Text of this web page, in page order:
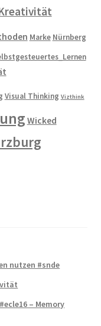
Marke Nürnberg
Visual Thinking Vizthink
Wicked
nutzen #snde
– Memory